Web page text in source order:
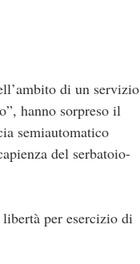
di un servizio
hanno sorpreso il
semiautomatico
del serbatoio-
per esercizio di